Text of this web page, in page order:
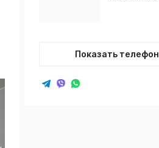
Показать телефон